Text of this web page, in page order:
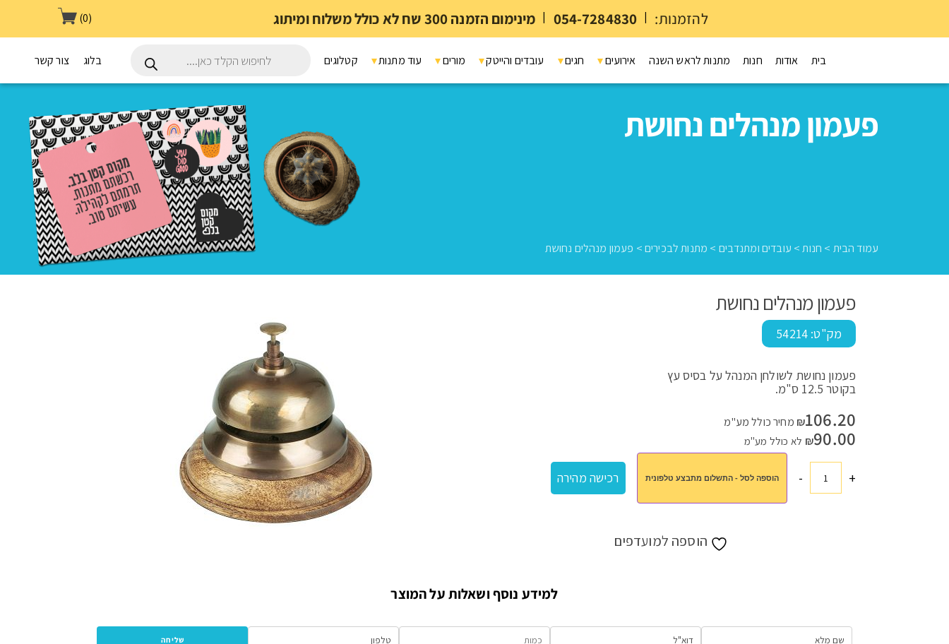
להזמנות: |
054-7284830
| מינימום הזמנה 300 שח לא כולל משלוח ומיתוג (0)
בית אודות חנות מתנות לראש השנה אירועים חגים עובדים והייטק מורים עוד מתנות קטלוגים בלוג צור קשר
פעמון מנהלים נחושת
עמוד הבית > חנות> עובדים ומתנדבים > מתנות לבכירים> פעמון מנהלים נחושת
חנות>עובדים ומתנדבים >מתנות לבכירים>פעמון מנהלים נחושת
פעמון מנהלים נחושת
מק"ט: 54214
פעמון נחושת לשולחן המנהל על בסיס עץ
בקוטר 12.5 ס"מ.
₪106.20
מחיר כולל מע"מ
₪90.00 לא כולל מע"מ
+כמות
- הוספה לסל - התשלום מתבצע טלפונית רכישה מהירה
הוספה למועדפים
למידע נוסף ושאלות על המוצר